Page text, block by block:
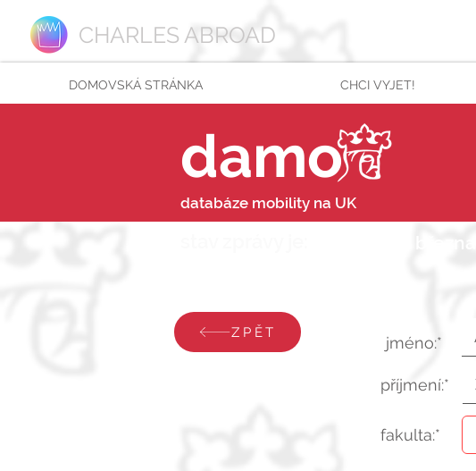
CHARLES ABROAD
DOMOVSKÁ STRÁNKA CHCI VYJET!
damo
databáze mobility na UK
ZPĚT
jméno:*
příjmení:*
fakulta:*